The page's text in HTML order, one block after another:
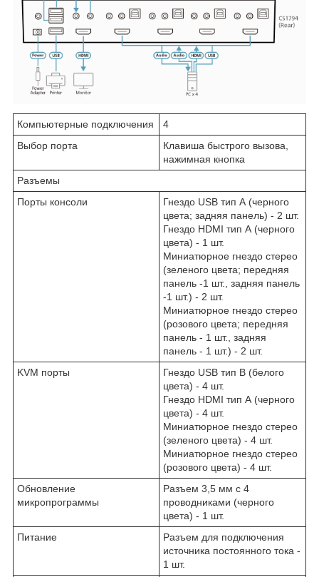
Компьютерные подключения
4
Выбор порта
Клавиша быстрого вызова,
нажимная кнопка
Разъемы
Порты консоли
Гнездо USB тип А (черного
цвета; задняя панель) - 2 шт.
Гнездо HDMI тип А (черного
цвета) - 1 шт.
Миниатюрное гнездо стерео
(зеленого цвета; передняя
панель -1 шт., задняя панель
-1 шт.) - 2 шт.
Миниатюрное гнездо стерео
(розового цвета; передняя
панель - 1 шт., задняя
панель - 1 шт.) - 2 шт.
KVM порты
Гнездо USB тип В (белого
цвета) - 4 шт.
Гнездо HDMI тип А (черного
цвета) - 4 шт.
Миниатюрное гнездо стерео
(зеленого цвета) - 4 шт.
Миниатюрное гнездо стерео
(розового цвета) - 4 шт.
Обновление
микропрограммы
Разъем 3,5 мм с 4
проводниками (черного
цвета) - 1 шт.
Питание
Разъем для подключения
источника постоянного тока -
1 шт.